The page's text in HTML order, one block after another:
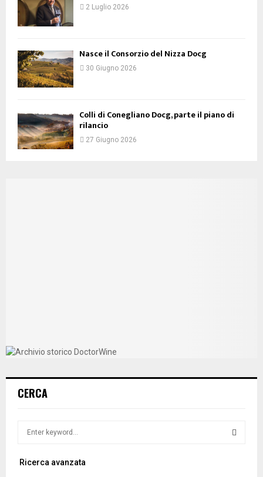
2 Luglio 2026
Nasce il Consorzio del Nizza Docg
30 Giugno 2026
Colli di Conegliano Docg, parte il piano di
rilancio
27 Giugno 2026
CERCA
rRicerca avanzata